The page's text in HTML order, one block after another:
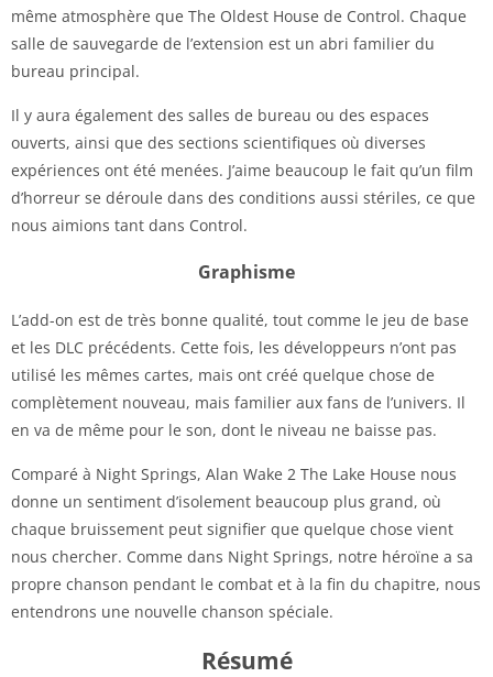
même atmosphère que The Oldest House de Control. Chaque
salle de sauvegarde de l’extension est un abri familier du
bureau principal.
Il y aura également des salles de bureau ou des espaces
ouverts, ainsi que des sections scientifiques où diverses
expériences ont été menées. J’aime beaucoup le fait qu’un film
d’horreur se déroule dans des conditions aussi stériles, ce que
nous aimions tant dans Control.
Graphisme
L’add-on est de très bonne qualité, tout comme le jeu de base
et les DLC précédents. Cette fois, les développeurs n’ont pas
utilisé les mêmes cartes, mais ont créé quelque chose de
complètement nouveau, mais familier aux fans de l’univers. Il
en va de même pour le son, dont le niveau ne baisse pas.
Comparé à Night Springs, Alan Wake 2 The Lake House nous
donne un sentiment d’isolement beaucoup plus grand, où
chaque bruissement peut signifier que quelque chose vient
nous chercher. Comme dans Night Springs, notre héroïne a sa
propre chanson pendant le combat et à la fin du chapitre, nous
entendrons une nouvelle chanson spéciale.
Résumé